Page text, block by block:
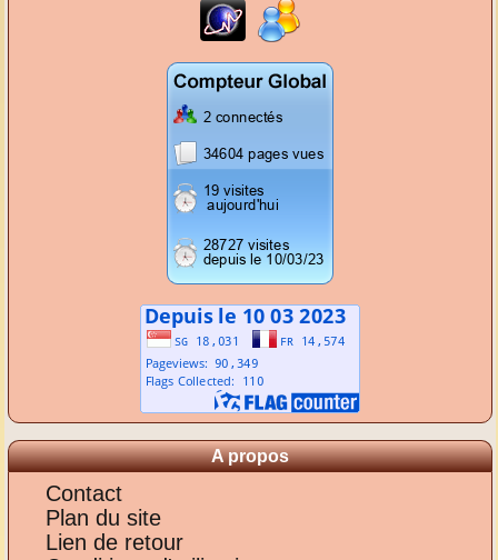
A propos
Contact
Plan du site
Lien de retour